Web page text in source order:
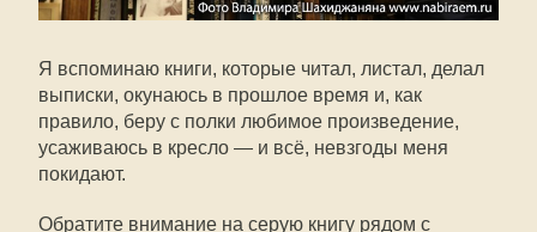
Я вспоминаю книги, которые читал, листал, делал
выписки, окунаюсь в прошлое время и, как
правило, беру с полки любимое произведение,
усаживаюсь в кресло — и всё, невзгоды меня
покидают.
Обратите внимание на серую книгу рядом с